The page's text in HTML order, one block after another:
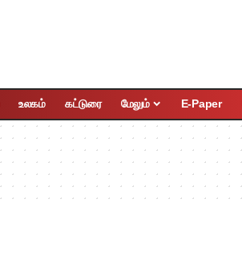
உலகம் கட்டுரை மேலும் E-Paper